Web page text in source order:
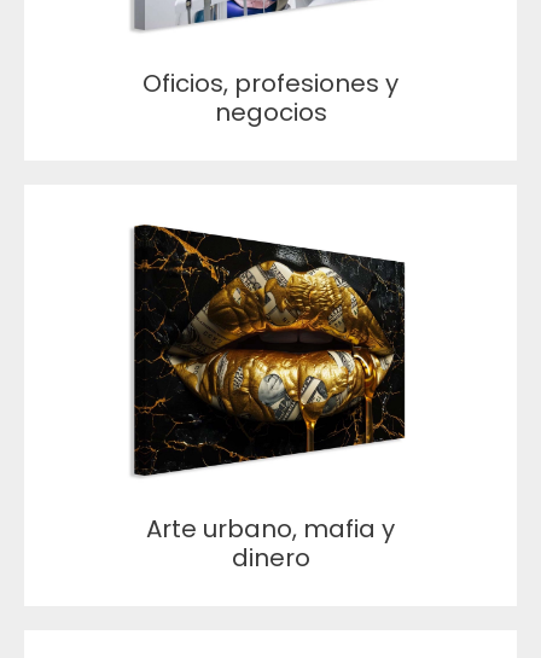
Oficios, profesiones y
negocios
Arte urbano, mafia y
dinero